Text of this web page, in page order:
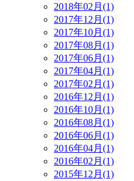
2018年02月(1)
2017年12月(1)
2017年10月(1)
2017年08月(1)
2017年06月(1)
2017年04月(1)
2017年02月(1)
2016年12月(1)
2016年10月(1)
2016年08月(1)
2016年06月(1)
2016年04月(1)
2016年02月(1)
2015年12月(1)